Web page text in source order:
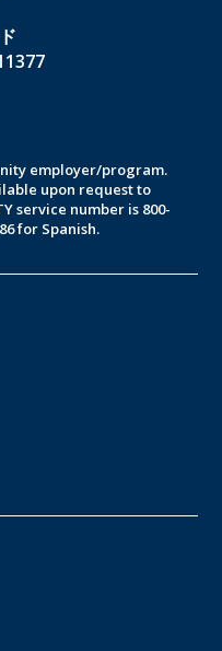
employer/program.
upon request to
service number is 800-
for Spanish.